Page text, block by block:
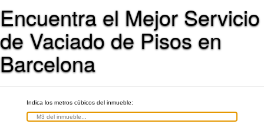
Encuentra el Mejor Servicio
de Vaciado de Pisos en
Barcelona
Indica los metros cúbicos del inmueble: